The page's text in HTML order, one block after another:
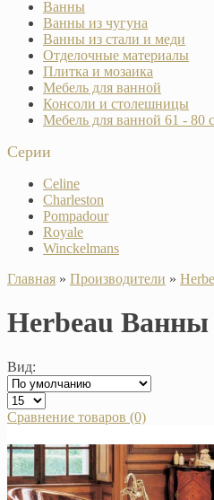
Ванны
Ванны из чугуна
Ванны из стали и меди
Отделочные материалы
Плитка и мозаика
Мебель для ванной
Консоли и столешницы
Мебель для ванной 61 - 80
Серии
Celine
Charleston
Pompadour
Royale
Winckelmans
Главная » Производители »
Herbeau Ванны
Вид:
Сравнение товаров (0)